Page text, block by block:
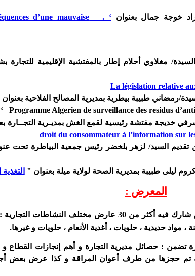
خوجة جمال بعنوان. ‘
d’une mauvaise
من تقديم السيدة/ مغلاوي أحلام إطار بالمفتشية الإقليمية للتجارة
La législation relative
Programme Algerien de surveillance des residus
خديجة مفتشة رئيسية لقمع الغش بمديـرية التجــارة
droit du consommateur à l’information sur
المعرض :
تنظيم معرض للمنتجين المحليين شارك فيه أكثر من 30 عارض مختلف
مواد حديدية ، حلويات ، أغدية الأنعام ، حلويات و غيرها.
تضمن : حصائل مديرية التجارة و أهم إنجازات القطاع
تم حجزها من طرف أعوان المراقة و كذا عرض بعض